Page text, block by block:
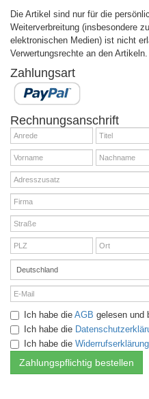
Die Artikel sind nur für die
Weiterverbreitung (insbesondere
elektronischen Medien) ist nicht
Verwertungsrechte an den Artikeln.
Zahlungsart
Rechnungsanschrift
Ich habe die AGB gelesen und
Ich habe die
Ich habe die Widerrufserklärung